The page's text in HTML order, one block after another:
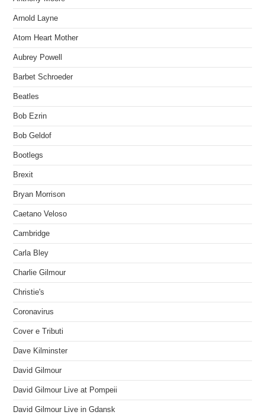
Arnold Layne
Atom Heart Mother
Aubrey Powell
Barbet Schroeder
Beatles
Bob Ezrin
Bob Geldof
Bootlegs
Brexit
Bryan Morrison
Caetano Veloso
Cambridge
Carla Bley
Charlie Gilmour
Christie's
Coronavirus
Cover e Tributi
Dave Kilminster
David Gilmour
David Gilmour Live at Pompeii
David Gilmour Live in Gdansk